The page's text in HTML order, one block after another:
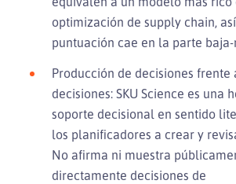
optimización de supply chain,
puntuación cae en la parte
Producción de decisiones frente
decisiones: SKU Science es una
soporte decisional en sentido
los planificadores a crear y
No afirma ni muestra
directamente decisiones de